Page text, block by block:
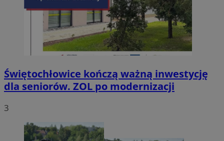
Świętochłowice kończą ważną inwestycję
dla seniorów. ZOL po modernizacji
3